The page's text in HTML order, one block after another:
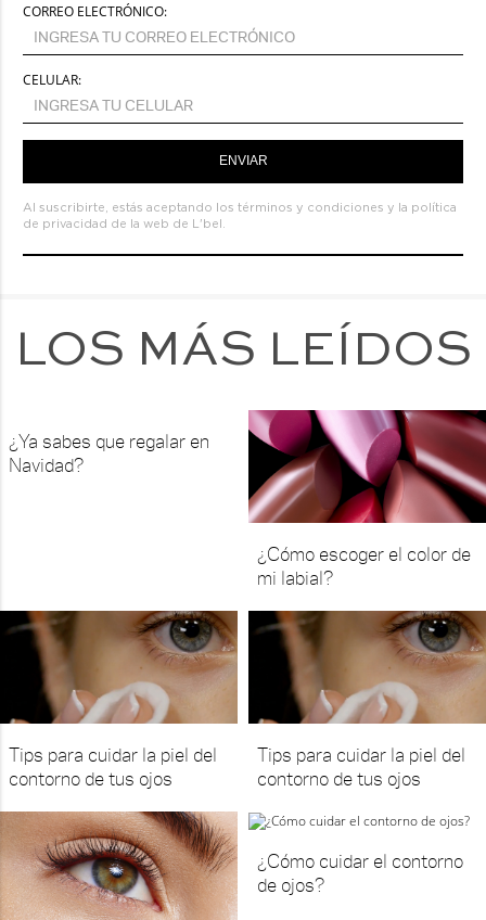
CORREO ELECTRÓNICO:
CELULAR:
ENVIAR
Al suscribirte, estás aceptando los términos y condiciones y la política
de privacidad de la web de L'bel.
LOS MÁS LEÍDOS
¿Ya sabes que regalar en
Navidad?
¿Cómo escoger el color de
mi labial?
Tips para cuidar la piel del
contorno de tus ojos
Tips para cuidar la piel del
contorno de tus ojos
¿Cómo cuidar el contorno
de ojos?